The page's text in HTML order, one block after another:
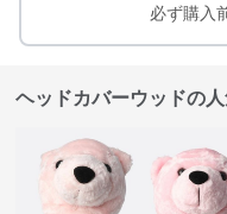
必ず購入
ヘッドカバーウッドの